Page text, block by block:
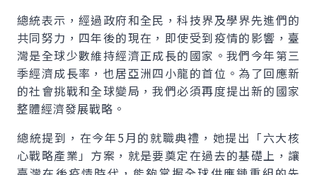
總統表示，經過政府和全民，科技界及學界先進們的
共同努力，四年後的現在，即使受到疫情的影響，臺
灣是全球少數維持經濟正成長的國家。我們今年第三
季經濟成長率，也居亞洲四小龍的首位。為了回應新
的社會挑戰和全球變局，我們必須再度提出新的國家
整體經濟發展戰略。
總統提到，在今年5月的就職典禮，她提出「六大核
心戰略產業」方案，就是要奠定在過去的基礎上，讓